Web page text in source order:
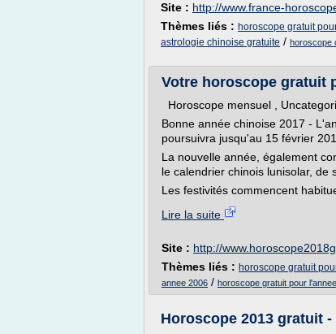
Site : http://www.france-
Thèmes liés : horoscope gratuit
astrologie chinoise gratuite / horoscope
Votre horoscope gratuit
Horoscope mensuel ,
Bonne année chinoise 2017 -
poursuivra jusqu'au 15 février
La nouvelle année, également
le calendrier chinois lunisolar, de
Les festivités commencent
Lire la suite
Site : http://
Thèmes liés : horoscope gratuit
annee 2006 / horoscope gratuit pour
Horoscope 2013 gratuit -